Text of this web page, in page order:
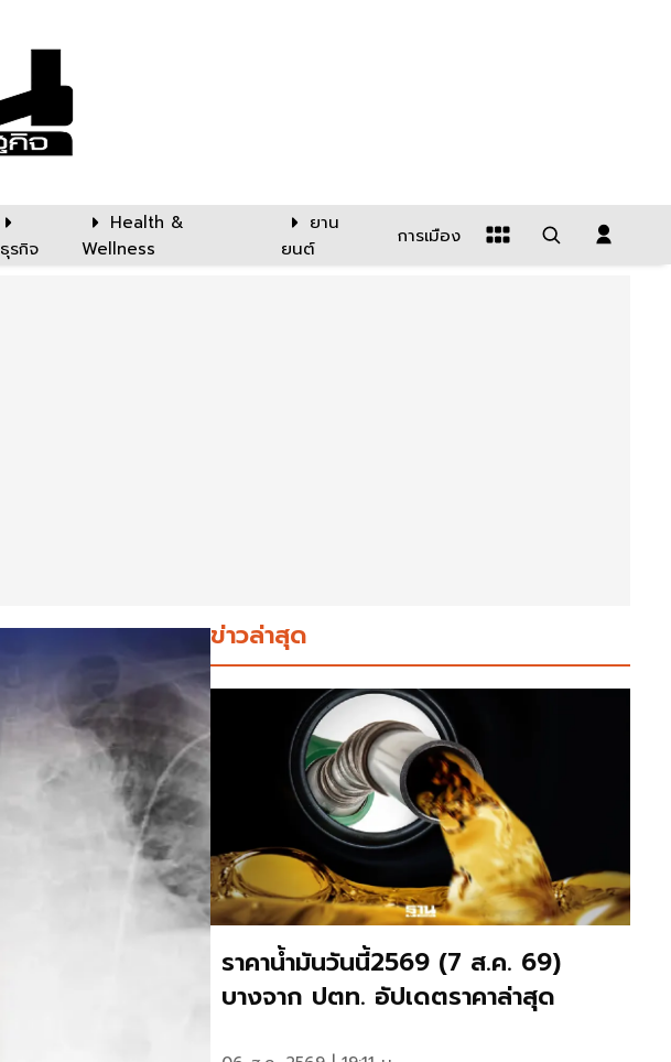
ธุรกิจ
Health &
Wellness
ยาน
ยนต์
การเมือง
ข่าวล่าสุด
ราคาน้ำมันวันนี้2569 (7 ส.ค. 69)
บางจาก ปตท. อัปเดตราคาล่าสุด